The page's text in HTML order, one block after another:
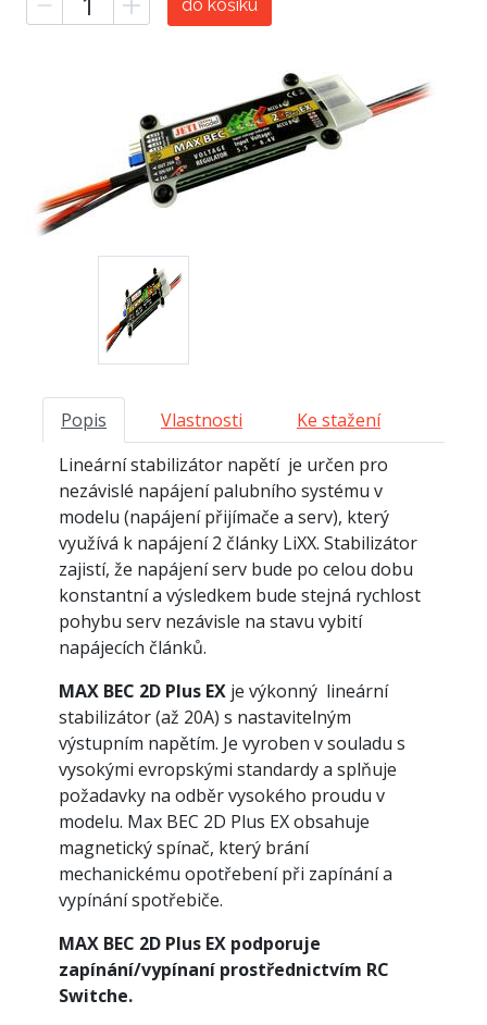
do košíku
Popis Vlastnosti
Ke stažení
Lineární stabilizátor napětí je určen pro
nezávislé napájení palubního systému v
modelu (napájení přijímače a serv), který
využívá k napájení 2 články LiXX. Stabilizátor
zajistí, že napájení serv bude po celou dobu
konstantní a výsledkem bude stejná rychlost
pohybu serv nezávisle na stavu vybití
napájecích článků.
MAX BEC 2D Plus EX je výkonný lineární
stabilizátor (až 20A) s nastavitelným
výstupním napětím. Je vyroben v souladu s
vysokými evropskými standardy a splňuje
požadavky na odběr vysokého proudu v
modelu. Max BEC 2D Plus EX obsahuje
magnetický spínač, který brání
mechanickému opotřebení při zapínání a
vypínání spotřebiče.
MAX BEC 2D Plus EX podporuje
zapínání/vypínaní prostřednictvím RC
Switche.